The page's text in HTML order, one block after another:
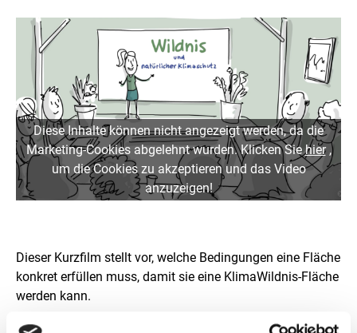
Diese Inhalte können nicht angezeigt werden, da die
Marketing-Cookies abgelehnt wurden. Klicken Siehier,
um die Cookies zu akzeptieren und das Video
anzuzeigen!
Dieser Kurzfilm stellt vor, welche Bedingungen eine Fläche
konkret erfüllen muss, damit sie eine KlimaWildnis-Fläche
werden kann.